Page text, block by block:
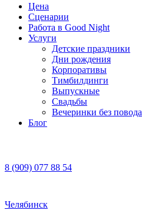
Цена
Сценарии
Работа в Good Night
Услуги
Детские праздники
Дни рождения
Корпоративы
Тимбилдинги
Выпускные
Свадьбы
Вечеринки без повода
Блог
8 (909) 077 88 54
Челябинск